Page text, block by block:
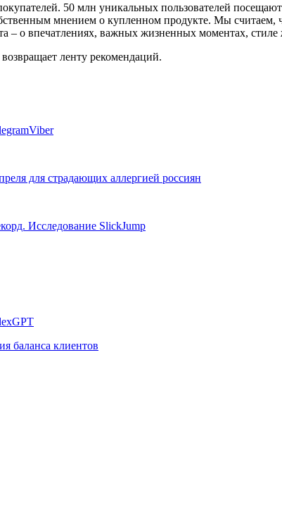
50 млн уникальных пользователей
мнением о купленном продукте. Мы
– о впечатлениях, важных жизненных моментах,
ленту рекомендаций.
Viber
для страдающих аллергией россиян
Исследование SlickJump
баланса клиентов